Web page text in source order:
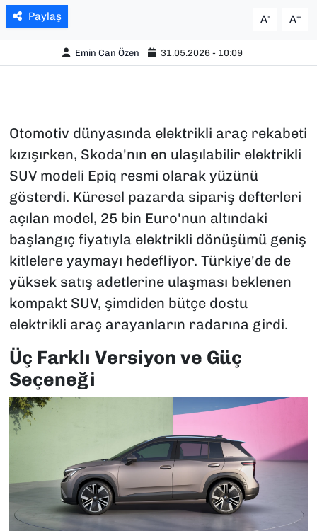
Paylaş A- A+
Emin Can Özen 31.05.2026 - 10:09
Otomotiv dünyasında elektrikli araç rekabeti
kızışırken, Skoda'nın en ulaşılabilir elektrikli
SUV modeli Epiq resmi olarak yüzünü
gösterdi. Küresel pazarda sipariş defterleri
açılan model, 25 bin Euro'nun altındaki
başlangıç fiyatıyla elektrikli dönüşümü geniş
kitlelere yaymayı hedefliyor. Türkiye'de de
yüksek satış adetlerine ulaşması beklenen
kompakt SUV, şimdiden bütçe dostu
elektrikli araç arayanların radarına girdi.
Üç Farklı Versiyon ve Güç
Seçeneği